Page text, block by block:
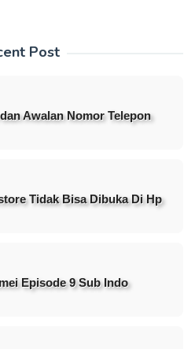
Post
Awalan Nomor Telepon
Tidak Bisa Dibuka Di Hp
Episode 9 Sub Indo